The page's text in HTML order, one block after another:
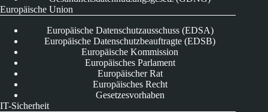
Europäische Union
Europäische Datenschutzausschuss (EDSA)
Europäische Datenschutzbeauftragte (EDSB)
Europäische Kommission
Europäisches Parlament
Europäischer Rat
Europäisches Recht
Gesetzesvorhaben
IT-Sicherheit